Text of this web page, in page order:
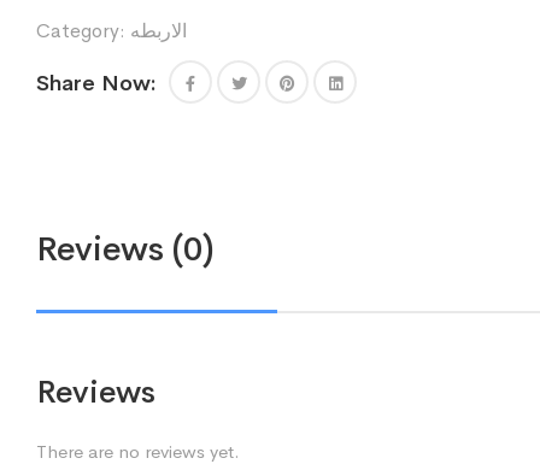
Category: الاربطه
Share Now:
Reviews (0)
Reviews
There are no reviews yet.